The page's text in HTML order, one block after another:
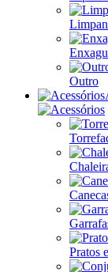
Outro
Pratos